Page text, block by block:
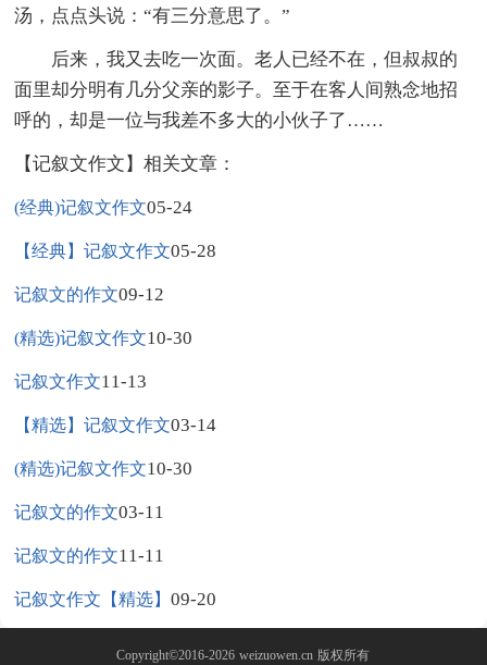
汤，点点头说：“有三分意思了。”
后来，我又去吃一次面。老人已经不在，但叔叔的
面里却分明有几分父亲的影子。至于在客人间熟念地招
呼的，却是一位与我差不多大的小伙子了……
【记叙文作文】相关文章：
(经典)记叙文作文05-24
【经典】记叙文作文05-28
记叙文的作文09-12
(精选)记叙文作文10-30
记叙文作文11-13
【精选】记叙文作文03-14
(精选)记叙文作文10-30
记叙文的作文03-11
记叙文的作文11-11
记叙文作文【精选】09-20
Copyright©2016-2026 weizuowen.cn 版权所有